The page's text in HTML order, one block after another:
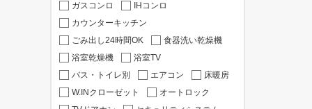
ガスコンロ
IHコンロ
カウンターキッチン
ごみ出し24時間OK
食器洗い乾燥機
浴室乾燥機
浴室TV
バス・トイレ別
エアコン
床暖房
W.INクローゼット
オートロック